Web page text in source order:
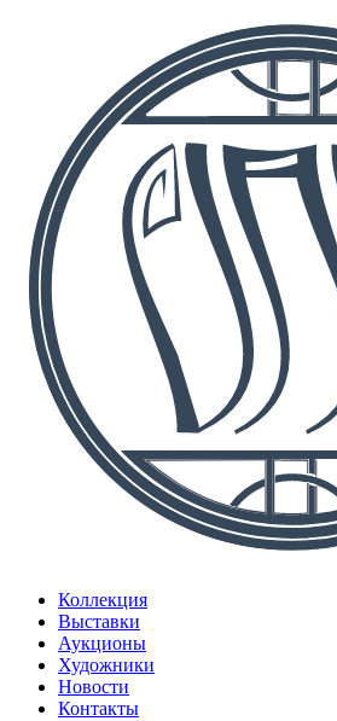
Коллекция
Выставки
Аукционы
Художники
Новости
Контакты